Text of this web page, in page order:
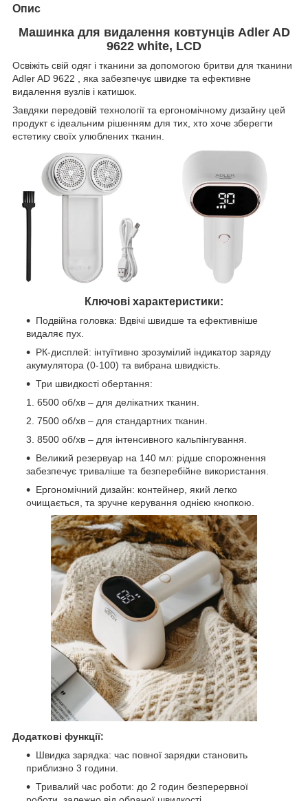
Опис
Машинка для видалення ковтунців Adler AD
9622 white, LCD
Освіжіть свій одяг і тканини за допомогою бритви для тканини
Adler AD 9622 , яка забезпечує швидке та ефективне
видалення вузлів і катишок.
Завдяки передовій технології та ергономічному дизайну цей
продукт є ідеальним рішенням для тих, хто хоче зберегти
естетику своїх улюблених тканин.
Ключові характеристики:
Подвійна головка: Вдвічі швидше та ефективніше
видаляє пух.
РК-дисплей: інтуїтивно зрозумілий індикатор заряду
акумулятора (0-100) та вибрана швидкість.
Три швидкості обертання:
6500 об/хв – для делікатних тканин.
7500 об/хв – для стандартних тканин.
8500 об/хв – для інтенсивного кальпінгування.
Великий резервуар на 140 мл: рідше спорожнення
забезпечує триваліше та безперебійне використання.
Ергономічний дизайн: контейнер, який легко
очищається, та зручне керування однією кнопкою.
Додаткові функції:
Швидка зарядка: час повної зарядки становить
приблизно 3 години.
Тривалий час роботи: до 2 годин безперервної